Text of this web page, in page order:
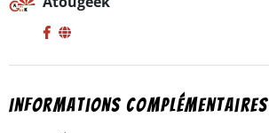
Informations complémentaires